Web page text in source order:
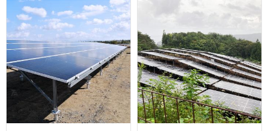
発して、太陽光パネルの影が夏
の高温から作物や耕作者を守り
ます。農地資源の有効活用と経
済収益をアップするのはお客様
から良い評判を貰いました。
ンに取り付けられます、太陽光
発電システムを設置する時間と
コストは節約できます。アルミ
表面は陽極処理で、耐食性が強
くて、太陽光架台は悪質な環境
で長い使用寿命を確保できま
す。